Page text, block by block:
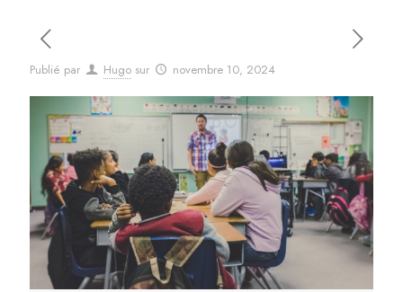
Publié par Hugo sur novembre 10, 2024